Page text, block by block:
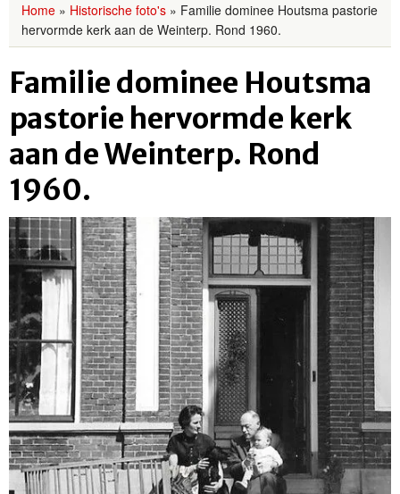
Home » Historische foto's » Familie dominee Houtsma pastorie
hervormde kerk aan de Weinterp. Rond 1960.
Familie dominee Houtsma
pastorie hervormde kerk
aan de Weinterp. Rond
1960.